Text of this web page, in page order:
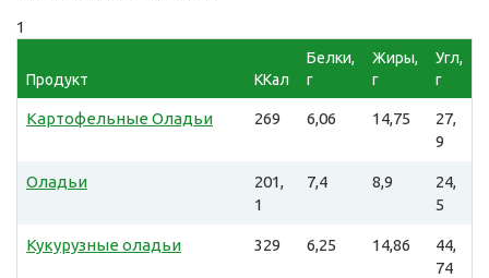
1
Продукт ККал
Белки,
г
Жиры,
г
Угл,
г
Картофельные Оладьи 269 6,06 14,75
27,
9
Оладьи
201,
1
7,4 8,9
24,
5
Кукурузные оладьи 329 6,25 14,86
44,
74